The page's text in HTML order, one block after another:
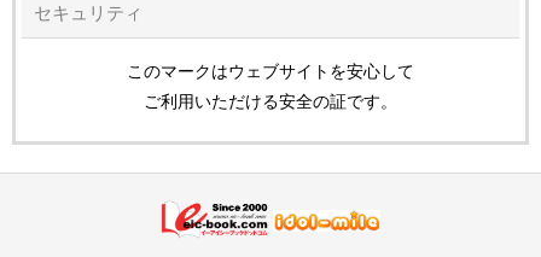
セキュリティ
このマークはウェブサイトを安心して
ご利用いただける安全の証です。